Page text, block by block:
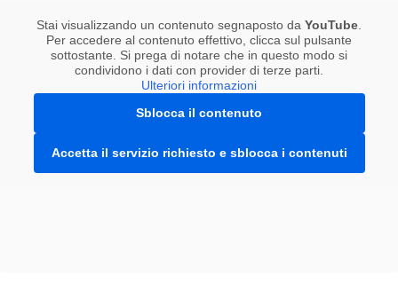
Stai visualizzando un contenuto segnaposto da YouTube
Per accedere al contenuto effettivo, clicca sul pulsante
sottostante. Si prega di notare che in questo modo si
condividono i dati con provider di terze parti.
Ulteriori informazioni
Sblocca il contenuto
Accetta il servizio richiesto e sblocca i contenuti